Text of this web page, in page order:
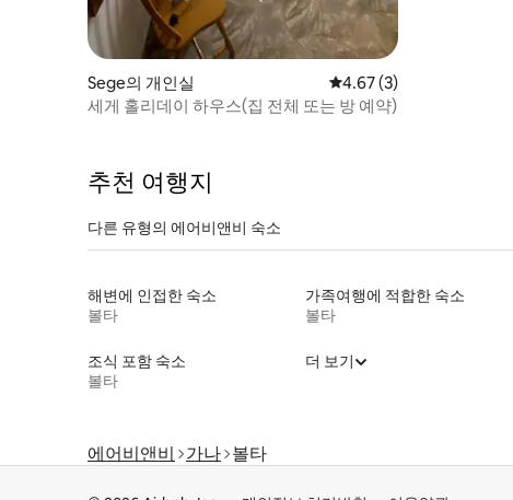
Sege의 개인실 평점 4.67점(5점 만점), 후
4.67 (3)
세게 홀리데이 하우스(집 전체 또는 방 예약)
추천 여행지
다른 유형의 에어비앤비 숙소
해변에 인접한 숙소
볼타
가족여행에 적합한 숙소
볼타
조식 포함 숙소
볼타
더 보기
에어비앤비 가나 볼타